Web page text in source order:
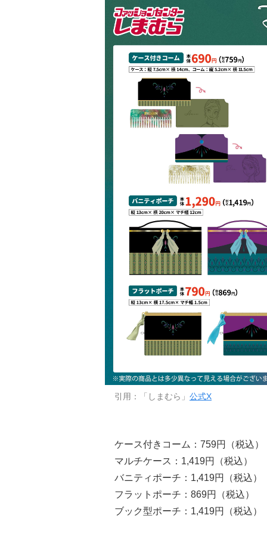
引用：「しまむら」 公式X
ケース付きコーム：759円（税込）
マルチケース：1,419円（税込）
バニティポーチ：1,419円（税込）
フラットポーチ：869円（税込）
ブック型ポーチ：1,419円（税込）